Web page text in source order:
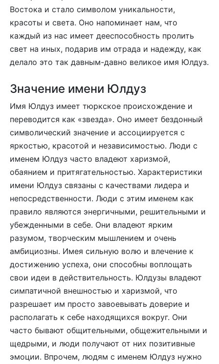
Востока и стало символом уникальности,
красоты и света. Оно напоминает нам, что
каждый из нас имеет дееспособность пролить
свет на иных, подарив им отрада и надежду, как
делало это так давным-давно великое имя Юлдуз.
Значение имени Юлдуз
Имя Юлдуз имеет тюркское происхождение и
переводится как «звезда». Оно имеет бездонный
символический значение и ассоциируется с
яркостью, красотой и независимостью. Люди с
именем Юлдуз часто владеют харизмой,
обаянием и притягательностью. Характеристики
имени Юлдуз связаны с качествами лидера и
непосредственности. Люди с этим именем как
правило являются энергичными, решительными и
убежденными в себе. Они владеют ярким
разумом, творческим мышлением и очень
амбициозны. Имея сильную волю и влечение к
достижению успеха, они способны воплощать
свои идеи в действительность. Юлдузы владеют
симпатичной внешностью и харизмой, что
разрешает им просто завоевывать доверие и
располагать к себе находящихся вокруг. Они
часто бывают общительными, общежительными и
щедрыми, и люди получают от них позитивные
эмоции. Впрочем, людям с именем Юлдуз нужно